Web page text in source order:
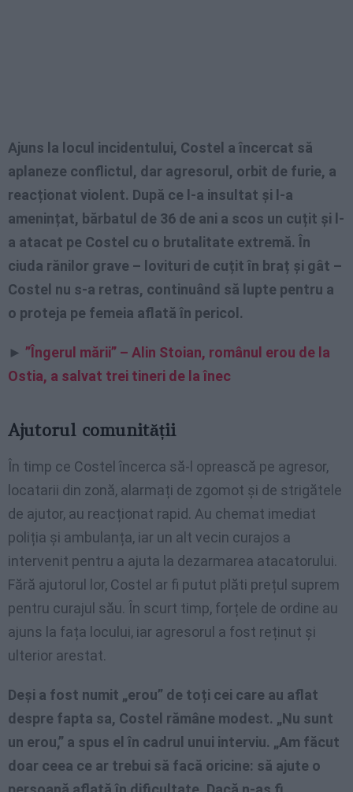
Ajuns la locul incidentului, Costel a încercat să
aplaneze conflictul, dar agresorul, orbit de furie, a
reacționat violent. După ce l-a insultat și l-a
amenințat, bărbatul de 36 de ani a scos un cuțit și l-
a atacat pe Costel cu o brutalitate extremă. În
ciuda rănilor grave – lovituri de cuțit în braț și gât –
Costel nu s-a retras, continuând să lupte pentru a
o proteja pe femeia aflată în pericol.
► ”Îngerul mării” – Alin Stoian, românul erou de la
Ostia, a salvat trei tineri de la înec
Ajutorul comunității
În timp ce Costel încerca să-l oprească pe agresor,
locatarii din zonă, alarmați de zgomot și de strigătele
de ajutor, au reacționat rapid. Au chemat imediat
poliția și ambulanța, iar un alt vecin curajos a
intervenit pentru a ajuta la dezarmarea atacatorului.
Fără ajutorul lor, Costel ar fi putut plăti prețul suprem
pentru curajul său. În scurt timp, forțele de ordine au
ajuns la fața locului, iar agresorul a fost reținut și
ulterior arestat.
Deși a fost numit „erou” de toți cei care au aflat
despre fapta sa, Costel rămâne modest. „Nu sunt
un erou,” a spus el în cadrul unui interviu. „Am făcut
doar ceea ce ar trebui să facă oricine: să ajute o